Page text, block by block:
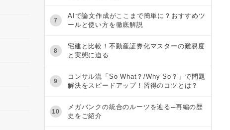
7
AIで論文作成がここまで簡単に？おすすめツ
ールと使い方を徹底解説
8
宅建と比較！不動産証券化マスターの難易度
と実態に迫る
9
コンサル流「So What？/Why So？」で問題
解決をスピードアップ！習得のコツとは？
10
メガバンクの統合のルーツを辿る─再編の歴
史をご紹介